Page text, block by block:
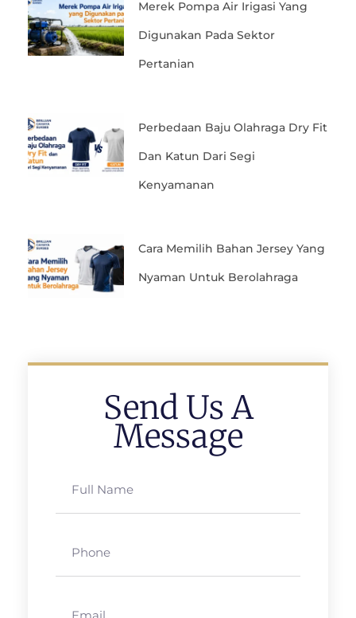
Merek Pompa Air Irigasi Yang
Digunakan Pada Sektor
Pertanian
Perbedaan Baju Olahraga Dry Fit
Dan Katun Dari Segi
Kenyamanan
Cara Memilih Bahan Jersey Yang
Nyaman Untuk Berolahraga
Send Us A
Message